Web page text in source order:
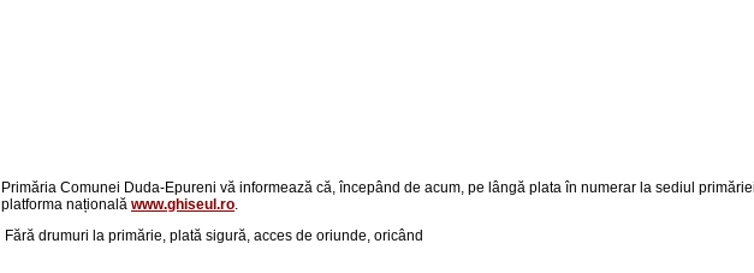
Primăria Comunei Duda-Epureni vă informează că, începând de acum, pe lângă plata în numerar la sediul
platforma națională www.ghiseul.ro.
Fără drumuri la primărie, p lată sigură, acces de oriunde, oricând